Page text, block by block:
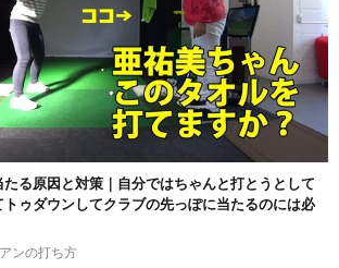
る原因と対策｜自分ではちゃんと打とうとして
ゥダウンしてクラブの先っぽに当たるのには必
ンの打ち方